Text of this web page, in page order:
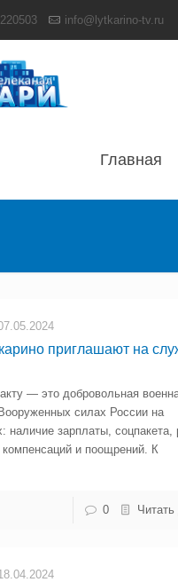
info@lytkarino-tv.ru
Главная
приглашают на
— это добровольная
силах России на
наличие зарплаты, соцпакета,
и поощрений. К
0